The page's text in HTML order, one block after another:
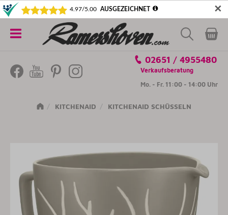
✕
5€ SICHERN! NEWSLETTER ABONNIEREN
Kategorien
02651 / 4955480
Verkaufsberatung
Mo. - Fr. 11:00 - 14:00 Uhr
KITCHENAID KITCHENAID SCHÜSSELN